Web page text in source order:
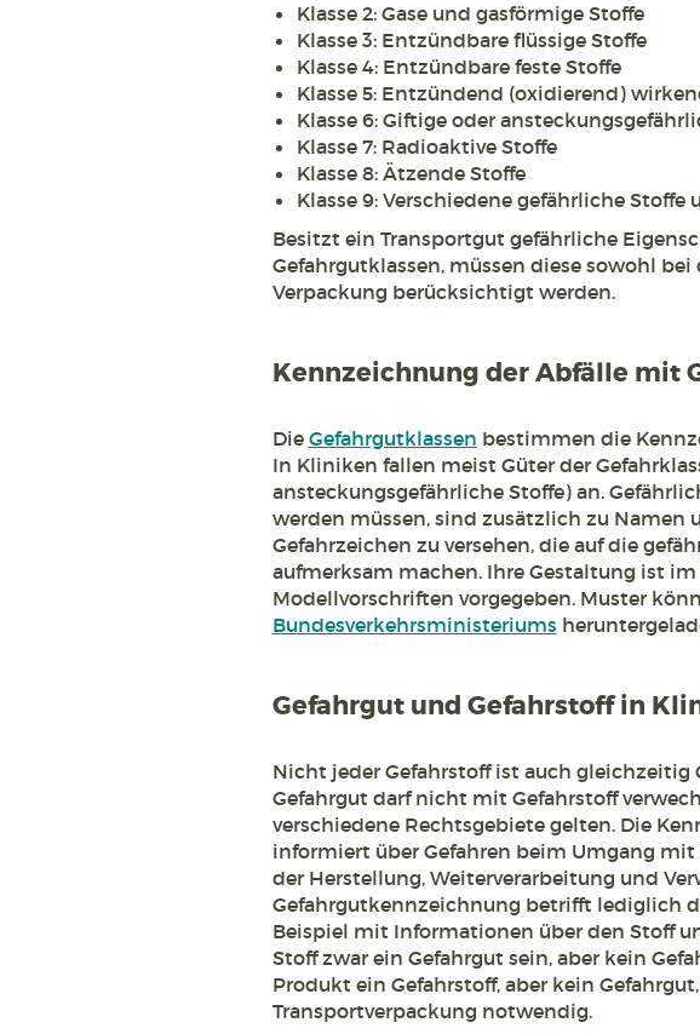
Klasse 2: Gase und gasförmige Stoffe
Klasse 3: Entzündbare flüssige Stoffe
Klasse 4: Entzündbare feste Stoffe
Klasse 5: Entzündend (oxidierend)
Klasse 6: Giftige oder
Klasse 7: Radioaktive Stoffe
Klasse 8: Ätzende Stoffe
Klasse 9: Verschiedene gefährliche Stoffe
Besitzt ein Transportgut gefährliche
Gefahrgutklassen, müssen diese sowohl
Verpackung berücksichtigt werden.
Kennzeichnung der Abfälle mit
Die Gefahrgutklassen bestimmen die
In Kliniken fallen meist Güter der
ansteckungsgefährliche Stoffe) an.
werden müssen, sind zusätzlich zu Namen
Gefahrzeichen zu versehen, die auf die
aufmerksam machen. Ihre Gestaltung ist
Modellvorschriften vorgegeben. Muster
Bundesverkehrsministeriums
Gefahrgut und Gefahrstoff in
Nicht jeder Gefahrstoff ist auch gleichzeitig
Gefahrgut darf nicht mit Gefahrstoff
verschiedene Rechtsgebiete gelten. Die
informiert über Gefahren beim Umgang
der Herstellung, Weiterverarbeitung und
Gefahrgutkennzeichnung betrifft lediglich
Beispiel mit Informationen über den Stoff
Stoff zwar ein Gefahrgut sein, aber kein
Produkt ein Gefahrstoff, aber kein
Transportverpackung notwendig.